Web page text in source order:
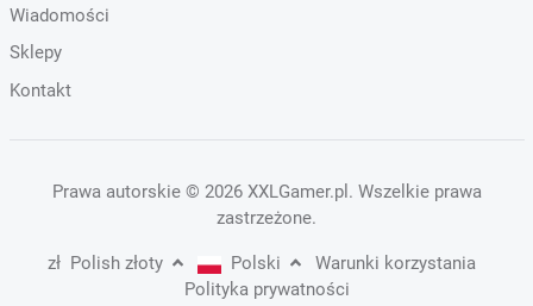
Wiadomości
Sklepy
Kontakt
Prawa autorskie © 2026 XXLGamer.pl . Wszelkie prawa
zastrzeżone.
zł Polish złoty Polski
Warunki korzystania
Polityka prywatności